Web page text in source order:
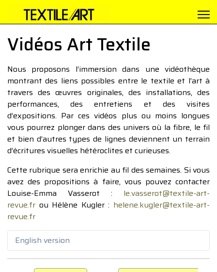
Vidéos Art Textile
Nous proposons l’immersion dans une vidéothèque
montrant des liens possibles entre le textile et l’art à
travers des œuvres originales, des installations, des
performances, des entretiens et des visites
d’expositions. Par ces vidéos plus ou moins longues
vous pourrez plonger dans des univers où la fibre, le fil
et bien d’autres types de lignes deviennent un terrain
d’écritures visuelles hétéroclites et curieuses.
Cette rubrique sera enrichie au fil des semaines. Si vous
avez des propositions à faire, vous pouvez contacter
Louise-Emma Vasserot : le.vasserot@textile-art-
revue.fr ou Hélène Kugler : helene.kugler@textile-art-
revue.fr
English version